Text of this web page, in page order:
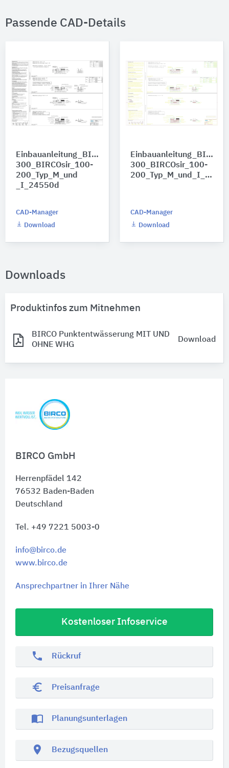
BIRCO GmbH
Herrenpfädel 142
76532 Baden-Baden
Deutschland
Tel. +49 7221 5003-0
info@birco.de
www.birco.de
Ansprechpartner in Ihrer Nähe
Kostenloser Infoservice
phone Rückruf
euro_symbol Preisanfrage
import_contacts Planungsunterlagen
location_on Bezugsquellen
Passende CAD-Details
Einbauanleitung_BIRCOplus_100_BIRCOlight_100-
300_BIRCOsir_100-
200_Typ_M_und
_I_24550d
CAD-Manager
Download
300_BIRCOsir_100-
200_Typ_M_und_I_24550d
CAD-Manager
Download
Downloads
Produktinfos zum Mitnehmen
BIRCO Punktentwässerung MIT UND
OHNE WHG
Download